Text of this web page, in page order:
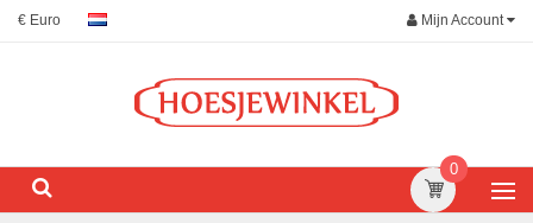
€ Euro Mijn Account
0